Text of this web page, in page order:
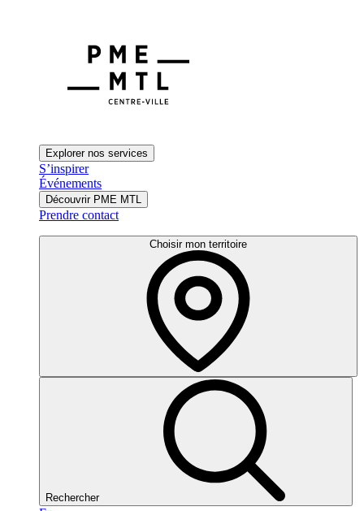
Explorer nos services
S’inspirer
Événements
Découvrir PME MTL
Prendre contact
Choisir mon territoire
Rechercher